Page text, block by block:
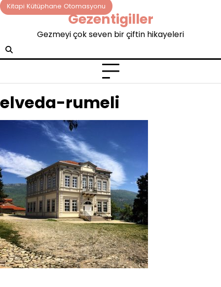
Skip
to
Kitapi Kütüphane Otomasyonu
Gezentigiller
Gezmeyi çok seven bir çiftin hikayeleri
elveda-rumeli